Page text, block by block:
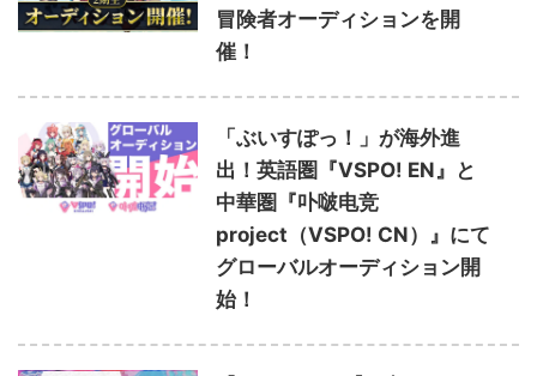
冒険者オーディションを開
催！
「ぶいすぽっ！」が海外進
出！英語圏『VSPO! EN』と
中華圏『卟啵电竞
project（VSPO! CN）』にて
グローバルオーディション開
始！